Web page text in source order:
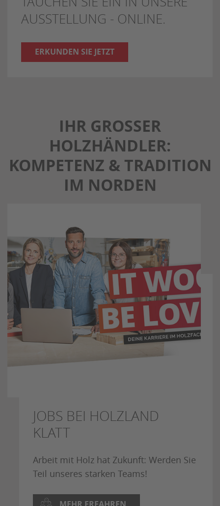
AUSSTELLUNG - ONLINE.
ERKUNDEN SIE JETZT
IHR GROSSER H
OLZHÄNDLER: K
OMPETENZ & TRADITION I
M NORDEN
JOBS BEI HOLZLAND
KLATT
Arbeit mit Holz hat Zukunft: Werden Sie
Teil unseres starken Teams!